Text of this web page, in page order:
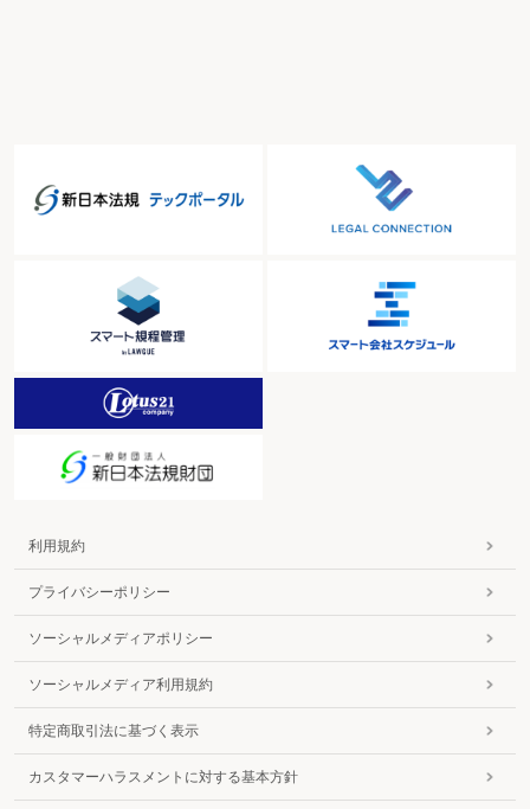
利用規約
プライバシーポリシー
ソーシャルメディアポリシー
ソーシャルメディア利用規約
特定商取引法に基づく表示
カスタマーハラスメントに対する基本方針